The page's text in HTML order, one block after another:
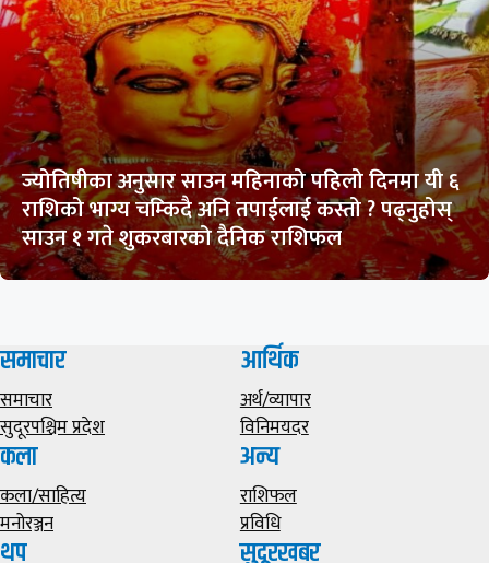
ज्योतिषीका अनुसार साउन महिनाको पहिलो दिनमा यी ६
राशिको भाग्य चम्किदै अनि तपाईलाई कस्तो ? पढ्नुहोस्
साउन १ गते शुकरबारको दैनिक राशिफल
समाचार
समाचार
सुदूरपश्चिम प्रदेश
आर्थिक
अर्थ/व्यापार
विनिमयदर
कला
कला/साहित्य
मनोरञ्जन
अन्य
राशिफल
प्रविधि
थप सुदूरखबर